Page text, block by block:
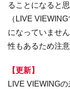
ることになると思
（LIVE
になっていませ
性もあるため注意
【更新】
LIVE VIEWING